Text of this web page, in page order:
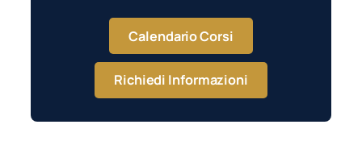
Calendario Corsi
Richiedi Informazioni